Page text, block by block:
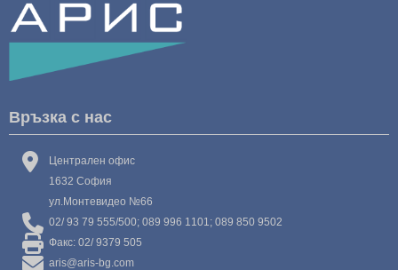
Връзка с нас
Централен офис
1632 София
ул.Монтевидео №66
02/ 93 79 555/500; 089 996 1101; 089 850 9502
Факс: 02/ 9379 505
aris@aris-bg.com